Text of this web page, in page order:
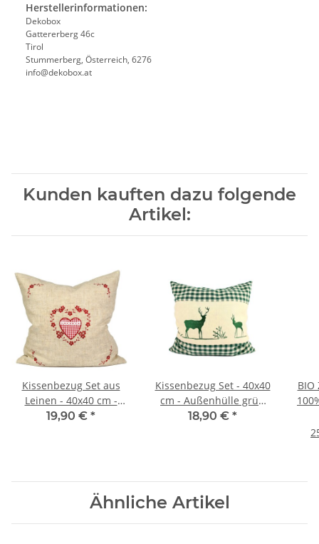
Herstellerinformationen:
Dekobox
Gattererberg 46c
Tirol
Stummerberg, Österreich, 6276
info@dekobox.at
Kunden kauften dazu folgende
Artikel:
Kissenbezug Set aus
Leinen - 40x40 cm -
Außenhülle rotes Herz
Kräuterkissen
19,90 € *
Kissenbezug Set - 40x40
cm - Außenhülle grün
kariert mit Hirsch inkl.
18,90 € *
BIO
Ähnliche Artikel